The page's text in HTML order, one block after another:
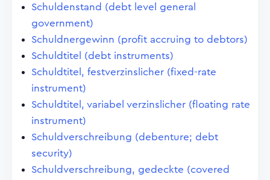
Schuldenstand (debt level general
government)
Schuldnergewinn (profit accruing to debtors)
Schuldtitel (debt instruments)
Schuldtitel, festverzinslicher (fixed-rate
instrument)
Schuldtitel, variabel verzinslicher (floating rate
instrument)
Schuldverschreibung (debenture; debt
security)
Schuldverschreibung, gedeckte (covered